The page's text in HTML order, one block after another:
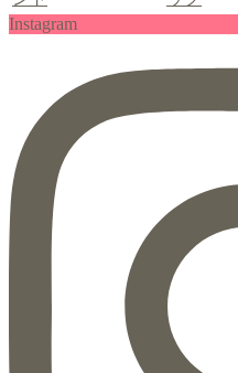
Instagram